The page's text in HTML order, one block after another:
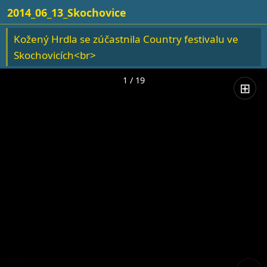
2014_06_13_Skochovice
Kožený Hrdla se zúčastnila Country festivalu ve
Skochovicích<br>
1 / 19
⊞